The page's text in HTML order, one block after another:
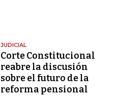
JUDICIAL
Corte Constitucional
reabre la discusión
sobre el futuro de la
reforma pensional